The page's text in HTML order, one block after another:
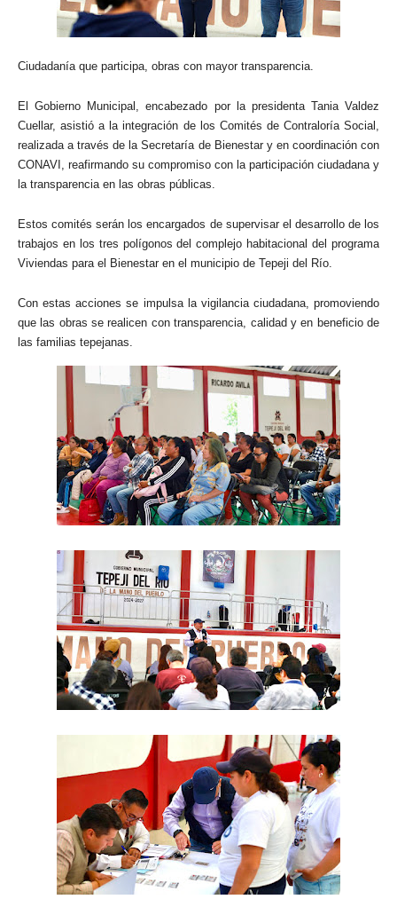
Ciudadanía que participa, obras con mayor transparencia.
El Gobierno Municipal, encabezado por la presidenta Tania Valdez
Cuellar, asistió a la integración de los Comités de Contraloría Social,
realizada a través de la Secretaría de Bienestar y en coordinación con
CONAVI, reafirmando su compromiso con la participación ciudadana y
la transparencia en las obras públicas.
Estos comités serán los encargados de supervisar el desarrollo de los
trabajos en los tres polígonos del complejo habitacional del programa
Viviendas para el Bienestar en el municipio de Tepeji del Río.
Con estas acciones se impulsa la vigilancia ciudadana, promoviendo
que las obras se realicen con transparencia, calidad y en beneficio de
las familias tepejanas.